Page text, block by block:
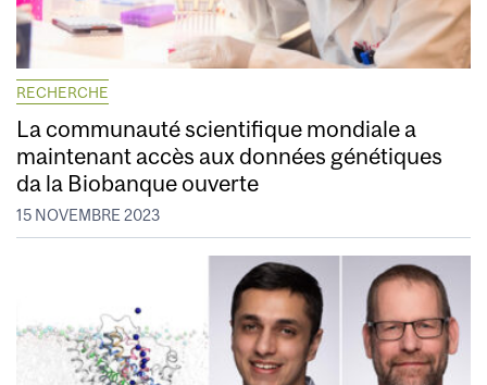
RECHERCHE
La communauté scientifique mondiale a
maintenant accès aux données génétiques
da la Biobanque ouverte
15 NOVEMBRE 2023